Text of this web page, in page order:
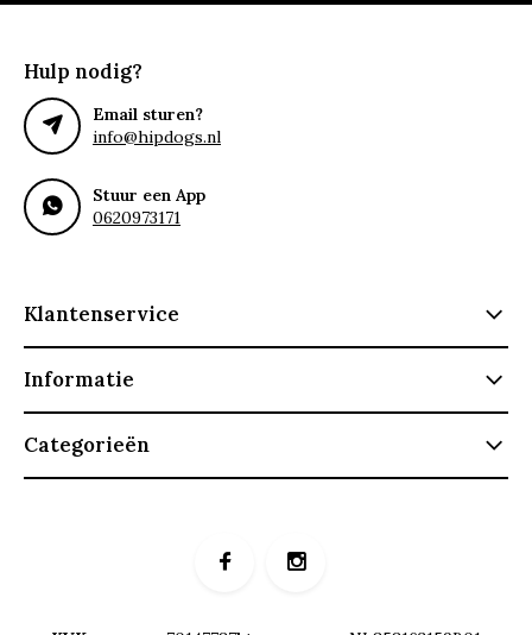
Hulp nodig?
Email sturen?
info@hipdogs.nl
Stuur een App
0620973171
Klantenservice
Informatie
Categorieën